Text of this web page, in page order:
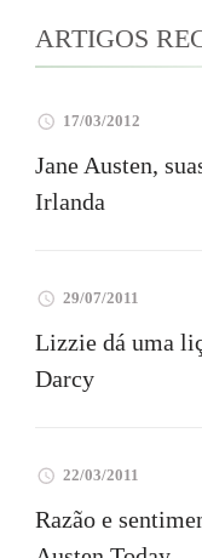
ARTIGOS
17/03/2012
Jane Austen,
Irlanda
29/07/2011
Lizzie dá uma
Darcy
22/03/2011
Razão e